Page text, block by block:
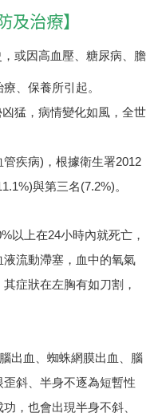
及治療】
或因高血壓、糖尿病、膽
、保養所引起。
猛，病情變化如風，全世
管疾病)，根據衛生署2012
與第三名(7.2%)。
以上在24小時內就死亡，
流動滯塞，血中的氧氣
症狀在左胸有如刀割，
出血、蜘蛛網膜出血、腦
斜、半身不逐為短暫性
，也會出現半身不斜、